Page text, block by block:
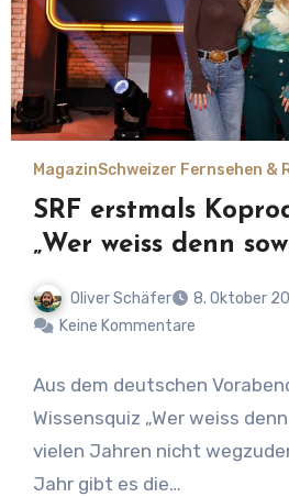
MagazinSchweizer Fernsehen &
SRF erstmals
„Wer weiss denn
Oliver Schäfer
8. Oktober
Keine Kommentare
Aus dem deutschen
Wissensquiz „Wer weiss
vielen Jahren nicht
Jahr gibt es die…